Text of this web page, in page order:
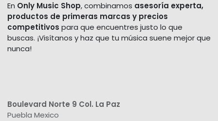
En Only Music Shop, combinamos asesoría experta,
productos de primeras marcas y precios
competitivos para que encuentres justo lo que
buscas. ¡Visítanos y haz que tu música suene mejor que
nunca!
Boulevard Norte 9 Col. La Paz
Puebla Mexico